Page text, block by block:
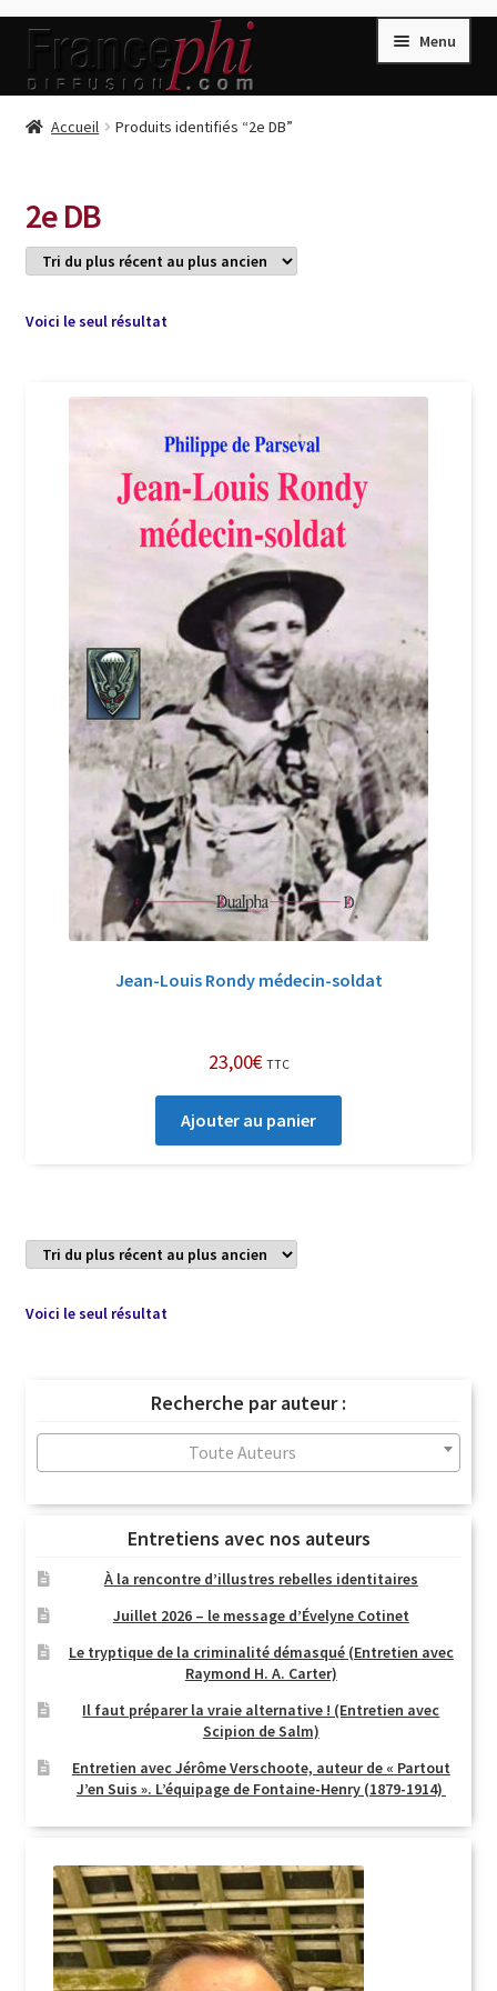
Aller
la
Aller
contenu
Menu
Accueil
Conditions de Vente
Connection
Listes d’Envies
Livres de Peter Randa
Livres de Philippe Randa
Login Customizer
Panier
Politique de confidentialité et cookies
Qui sommes-nous ?
Soutien à Philippe Randa
Suivi de la Commande
Accueil Produits identifiés “2e DB”
2e DB
Voici le seul résultat
Jean-Louis Rondy médecin-soldat
23,00€ TTC
Ajouter au panier
Voici le seul résultat
Recherche par auteur :
Toute Auteurs
Entretiens avec nos auteurs
À la rencontre d’illustres rebelles identitaires
Juillet 2026 – le message d’Évelyne Cotinet
Le tryptique de la criminalité démasqué (Entretien avec
Raymond H. A. Carter)
Il faut préparer la vraie alternative ! (Entretien avec
Scipion de Salm)
Entretien avec Jérôme Verschoote, auteur de « Partout
J’en Suis ». L’équipage de Fontaine-Henry (1879-1914)